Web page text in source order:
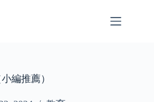
編推薦）